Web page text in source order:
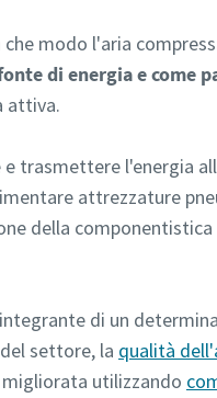
modo l'aria
di energia e come
attiva.
trasmettere l'energia
attrezzature
della
di un
settore, la qualità
migliorata utilizzando